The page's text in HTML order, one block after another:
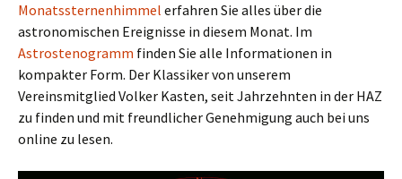
Monatssternenhimmel erfahren Sie alles über die
astronomischen Ereignisse in diesem Monat. Im
Astrostenogramm finden Sie alle Informationen in
kompakter Form. Der Klassiker von unserem
Vereinsmitglied Volker Kasten, seit Jahrzehnten in der HAZ
zu finden und mit freundlicher Genehmigung auch bei uns
online zu lesen.